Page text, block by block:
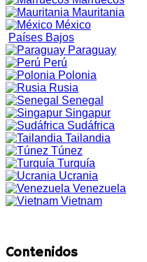
Mauritania
México
Países Bajos
Paraguay
Perú
Polonia
Rusia
Senegal
Singapur
Sudáfrica
Tailandia
Túnez
Turquía
Ucrania
Venezuela
Vietnam
Contenidos